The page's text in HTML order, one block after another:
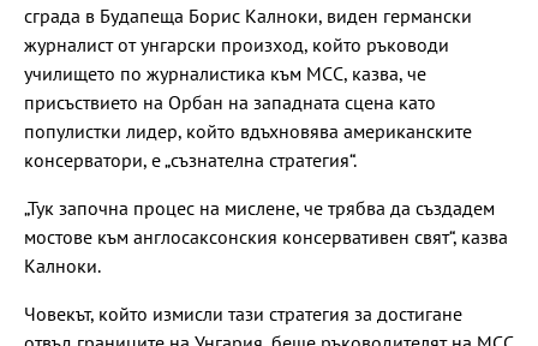
сграда в Будапеща Борис Калноки, виден германски
журналист от унгарски произход, който ръководи
училището по журналистика към МСС, казва, че
присъствието на Орбан на западната сцена като
популистки лидер, който вдъхновява американските
консерватори, е „съзнателна стратегия“.
„Тук започна процес на мислене, че трябва да създадем
мостове към англосаксонския консервативен свят“, казва
Калноки.
Човекът, който измисли тази стратегия за достигане